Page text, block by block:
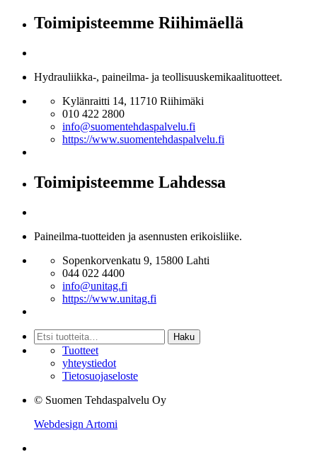
Toimipisteemme Riihimäellä
Hydrauliikka-, paineilma- ja teollisuuskemikaalituotteet.
Kylänraitti 14, 11710 Riihimäki
010 422 2800
info@suomentehdaspalvelu.fi
https://www.suomentehdaspalvelu.fi
Toimipisteemme Lahdessa
Paineilma-tuotteiden ja asennusten erikoisliike.
Sopenkorvenkatu 9, 15800 Lahti
044 022 4400
info@unitag.fi
https://www.unitag.fi
Etsi: Haku
Tuotteet
yhteystiedot
Tietosuojaseloste
© Suomen Tehdaspalvelu Oy
Webdesign Artomi